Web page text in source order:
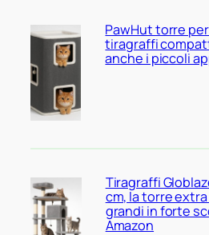
PawHut torre
tiragraffi
anche i piccoli
Tiragraffi
cm, la torre
grandi in forte
Amazon